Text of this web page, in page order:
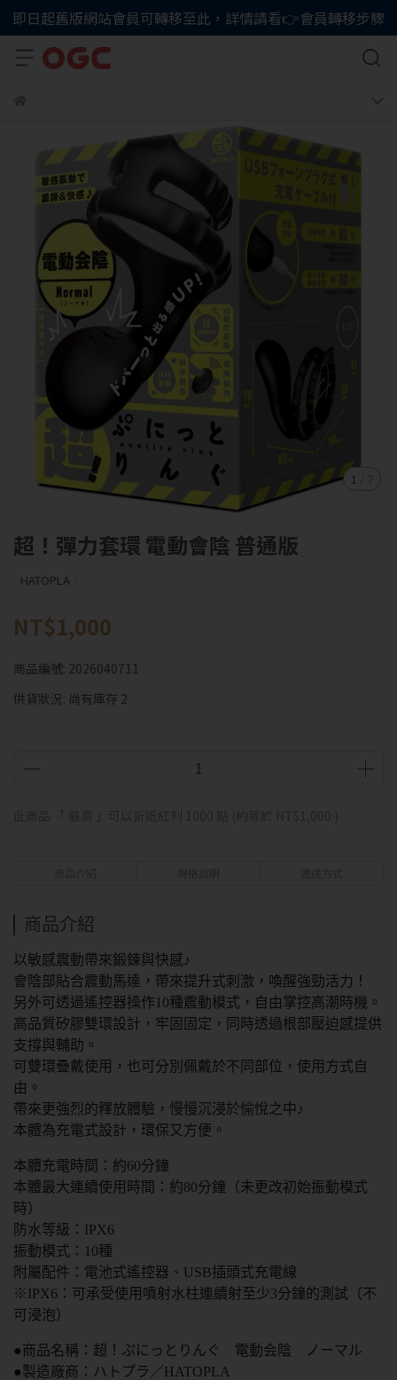
即日起舊版網站會員可轉移至此，詳情請看👉會員轉移步驟
1
超！彈力套環 電動會陰 普通版
HATOPLA
NT$1,000
商品編號: 2026040711
供貨狀況: 尚有庫存 2
商品介紹
以敏感震動帶來鍛鍊與快感♪
會陰部貼合震動馬達，帶來提升式刺激，喚醒強勁活力！
另外可透過遙控器操作10種震動模式，自由掌控高潮時機。
高品質矽膠雙環設計，牢固固定，同時透過根部壓迫感提供
支撐與輔助。
可雙環疊戴使用，也可分別佩戴於不同部位，使用方式自
由。
帶來更強烈的釋放體驗，慢慢沉浸於愉悅之中♪
本體為充電式設計，環保又方便。
本體充電時間：約60分鐘
本體最大連續使用時間：約80分鐘（未更改初始振動模式
時）
防水等級：IPX6
振動模式：10種
附屬配件：電池式遙控器、USB插頭式充電線
※IPX6：可承受使用噴射水柱連續射至少3分鐘的測試（不
可浸泡）
●商品名稱：超！ぷにっとりんぐ 電動会陰 ノーマル
●製造廠商：ハトプラ／HATOPLA